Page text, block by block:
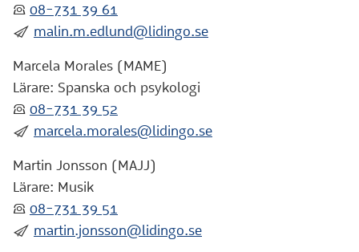
:telefon: 08-731 39 61
:skicka: malin.m.edlund@lidingo.se
Marcela Morales (MAME)
Lärare: Spanska och psykologi
:telefon: 08-731 39 52
:skicka: marcela.morales@lidingo.se
Martin Jonsson (MAJJ)
Lärare: Musik
:telefon: 08-731 39 51
:skicka: martin.jonsson@lidingo.se